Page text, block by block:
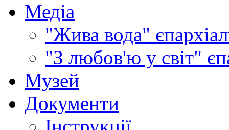
Медіа
"Жива вода"
"З любов'ю у світ"
Музей
Документи